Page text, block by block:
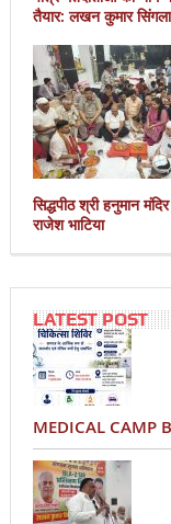
तैयार: लखन कुमार सिंगला
सिद्धपीठ श्री हनुमान
राजेश भाटिया
LATEST POST
MEDICAL CAMP